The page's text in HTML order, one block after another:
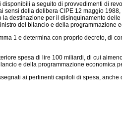
a seguito di provvedimenti di
sensi della delibera CIPE 12 maggio
destinazione per il disinquinamento
del bilancio e della programmazione
1 e determina con proprio decreto, di
spesa di lire 100 miliardi, di cui
e della programmazione economica
ai pertinenti capitoli di spesa, anche